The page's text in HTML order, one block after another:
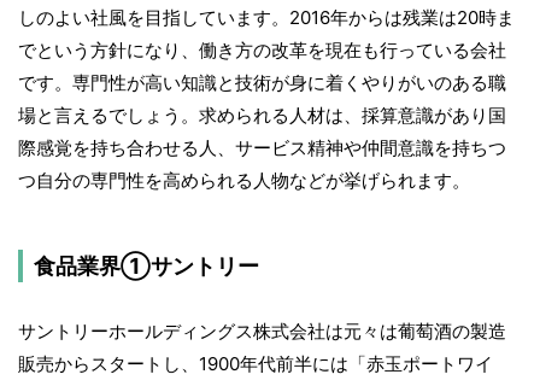
しのよい社風を目指しています。2016年からは残業は20時ま
でという方針になり、働き方の改革を現在も行っている会社
です。専門性が高い知識と技術が身に着くやりがいのある職
場と言えるでしょう。求められる人材は、採算意識があり国
際感覚を持ち合わせる人、サービス精神や仲間意識を持ちつ
つ自分の専門性を高められる人物などが挙げられます。
食品業界①サントリー
サントリーホールディングス株式会社は元々は葡萄酒の製造
販売からスタートし、1900年代前半には「赤玉ポートワイ